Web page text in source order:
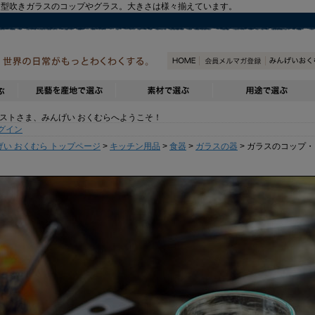
吹きガラスのコップやグラス。大きさは様々揃えています。
さま、みんげい おくむらへようこそ！
イン
い おくむら トップページ > キッチン用品 > 食器 > ガラスの器 > ガラスのコップ